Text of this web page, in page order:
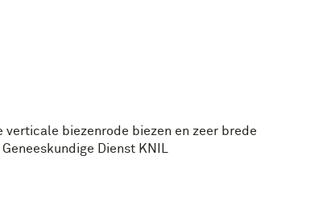
verticale biezenrode biezen en zeer brede
Dienst KNIL